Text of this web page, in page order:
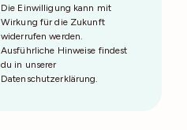
Die Einwilligung kann mit
Wirkung für die Zukunft
widerrufen werden.
Ausführliche Hinweise findest
du in unserer
Datenschutzerklärung